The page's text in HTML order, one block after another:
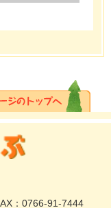
：0766-91-7444